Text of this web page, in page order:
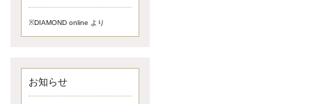
更新:2017年5月1日(大阪市中央区)
---------------------
湘南のぽっちゃり女性税理士
松村文子と湘南ＢＵ
また最近、税理士試験のご相談を受
※DIAMOND online より
お知らせ